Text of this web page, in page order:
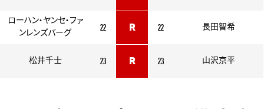
ローハン・ヤンセ・ファ
ンレンズバーグ
22 R 22 長田智希
松井千士 23 R 23 山沢京平